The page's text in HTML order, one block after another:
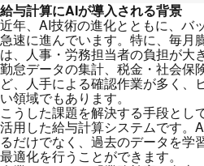
給与計算にAIが導入される背景
近年、AI技術の進化とともに、バ
急速に進んでいます。特に、毎月
は、人事・労務担当者の負担が大
勤怠データの集計、税金・社会保
ど、人手による確認作業が多く、
い領域でもあります。
こうした課題を解決する手段とし
活用した給与計算システムです。
るだけでなく、過去のデータを学
最適化を行うことができます。